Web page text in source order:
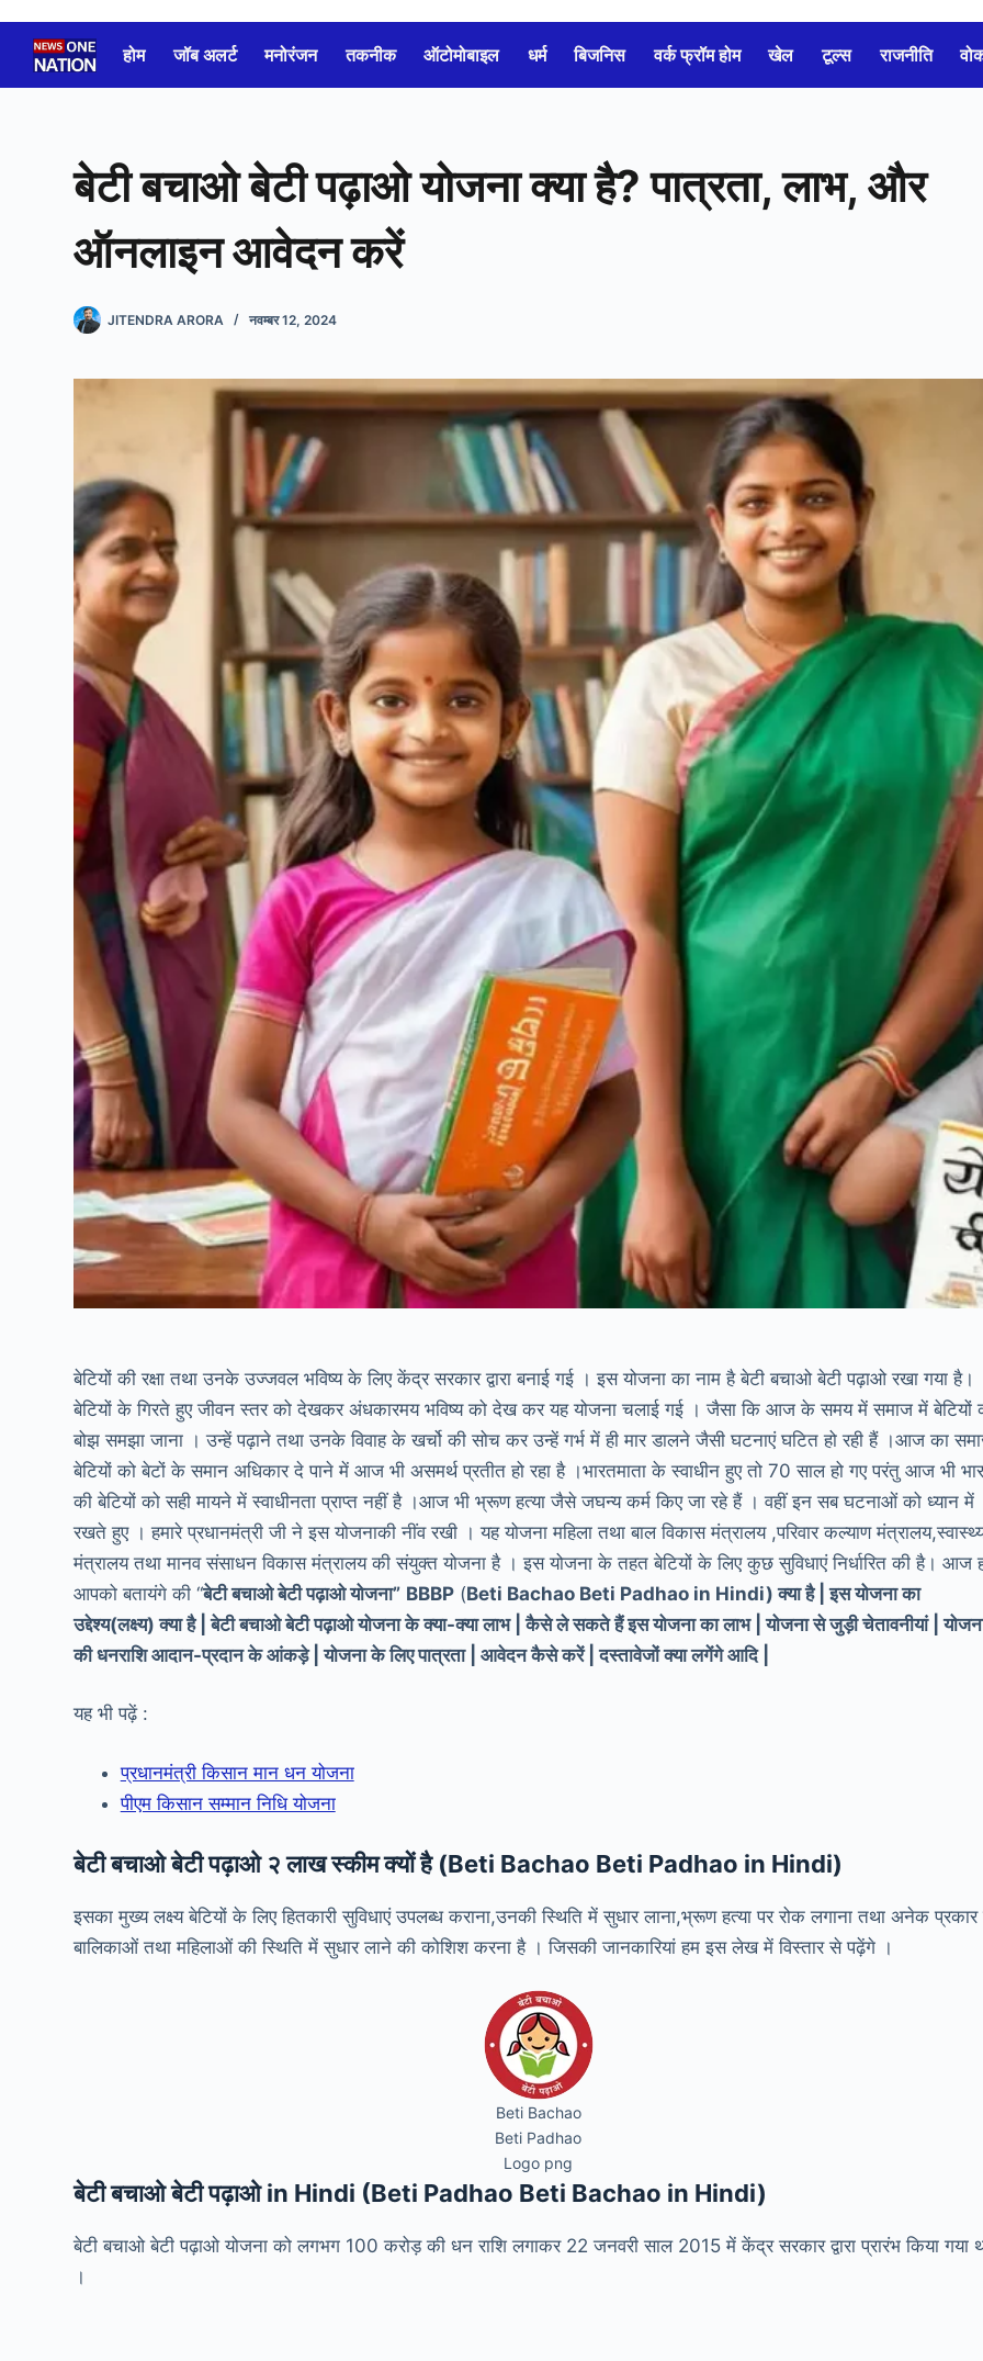
content
होम जॉब अलर्ट मनोरंजन तकनीक ऑटोमोबाइल धर्म बिजनिस वर्क फ्रॉम होम खेल टूल्स राजनीति
बेटी बचाओ बेटी पढ़ाओ योजना क्या है? पात्रता, लाभ, और
ऑनलाइन आवेदन करें
JITENDRA ARORA नवम्बर 12, 2024
बेटियों की रक्षा तथा उनके उज्जवल भविष्य के लिए केंद्र सरकार द्वारा बनाई गई । इस योजना का नाम है बेटी बचाओ बेटी पढ़ाओ रखा गया है।
बेटियों के गिरते हुए जीवन स्तर को देखकर अंधकारमय भविष्य को देख कर यह योजना चलाई गई । जैसा कि आज के समय में समाज में बेटियों
बोझ समझा जाना । उन्हें पढ़ाने तथा उनके विवाह के खर्चो की सोच कर उन्हें गर्भ में ही मार डालने जैसी घटनाएं घटित हो रही हैं ।आज का
बेटियों को बेटों के समान अधिकार दे पाने में आज भी असमर्थ प्रतीत हो रहा है ।भारतमाता के स्वाधीन हुए तो 70 साल हो गए परंतु आज भी
की बेटियों को सही मायने में स्वाधीनता प्राप्त नहीं है ।आज भी भ्रूण हत्या जैसे जघन्य कर्म किए जा रहे हैं । वहीं इन सब घटनाओं को ध्यान में
रखते हुए । हमारे प्रधानमंत्री जी ने इस योजनाकी नींव रखी । यह योजना महिला तथा बाल विकास मंत्रालय ,परिवार कल्याण
मंत्रालय तथा मानव संसाधन विकास मंत्रालय की संयुक्त योजना है । इस योजना के तहत बेटियों के लिए कुछ सुविधाएं निर्धारित की है। आज
आपको बतायंगे की “बेटी बचाओ बेटी पढ़ाओ योजना” BBBP (Beti Bachao Beti Padhao in Hindi) क्या है | इस योजना का
उद्देश्य(लक्ष्य) क्या है | बेटी बचाओ बेटी पढ़ाओ योजना के क्या-क्या लाभ | कैसे ले सकते हैं इस योजना का लाभ | योजना से जुड़ी चेतावनीयां |
की धनराशि आदान-प्रदान के आंकड़े | योजना के लिए पात्रता | आवेदन कैसे करें | दस्तावेजों क्या लगेंगे आदि |
यह भी पढ़ें :
प्रधानमंत्री किसान मान धन योजना
पीएम किसान सम्मान निधि योजना
बेटी बचाओ बेटी पढ़ाओ २ लाख स्कीम क्यों है (Beti Bachao Beti Padhao in Hindi)
इसका मुख्य लक्ष्य बेटियों के लिए हितकारी सुविधाएं उपलब्ध कराना,उनकी स्थिति में सुधार लाना,भ्रूण हत्या पर रोक लगाना तथा अनेक
बालिकाओं तथा महिलाओं की स्थिति में सुधार लाने की कोशिश करना है । जिसकी जानकारियां हम इस लेख में विस्तार से पढ़ेंगे ।
Beti Bachao
Beti Padhao
Logo png
बेटी बचाओ बेटी पढ़ाओ in Hindi (Beti Padhao Beti Bachao in Hindi)
बेटी बचाओ बेटी पढ़ाओ योजना को लगभग 100 करोड़ की धन राशि लगाकर 22 जनवरी साल 2015 में केंद्र सरकार द्वारा प्रारंभ किया गया
।